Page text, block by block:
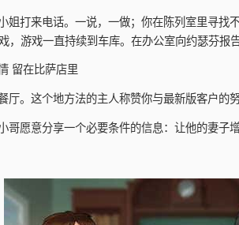
姐打来电话。一说，一做；你在陈列室里寻找
，游戏一直持续到车库。在办公室向约瑟芬报
留在比萨店里
厅。这个地方法的主人称赞你与最新版客户的
哥愿意分享一个必要条件的信息：让他的妻子